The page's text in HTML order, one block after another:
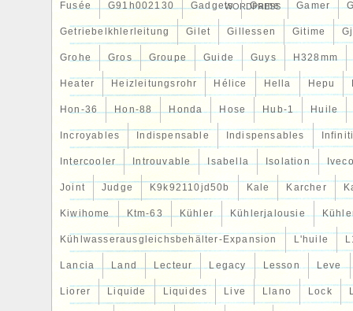
Fusée G91h002130 Gadgets Game Gamer
Getriebelkhlerleitung Gilet Gillessen Gitime
Grohe Gros Groupe Guide Guys H328mm
Heater Heizleitungsrohr Hélice Hella Hepu
Hon-36 Hon-88 Honda Hose Hub-1 Huile
Incroyables Indispensable Indispensables
Intercooler Introuvable Isabella Isolation
Joint Judge K9k92110jd50b Kale Karcher
Kiwihome Ktm-63 Kühler Kühlerjalousie
Kühlwasserausgleichsbehälter-Expansion L'huile
Lancia Land Lecteur Legacy Lesson Leve
Liorer Liquide Liquides Live Llano Lock
WORDPRESS